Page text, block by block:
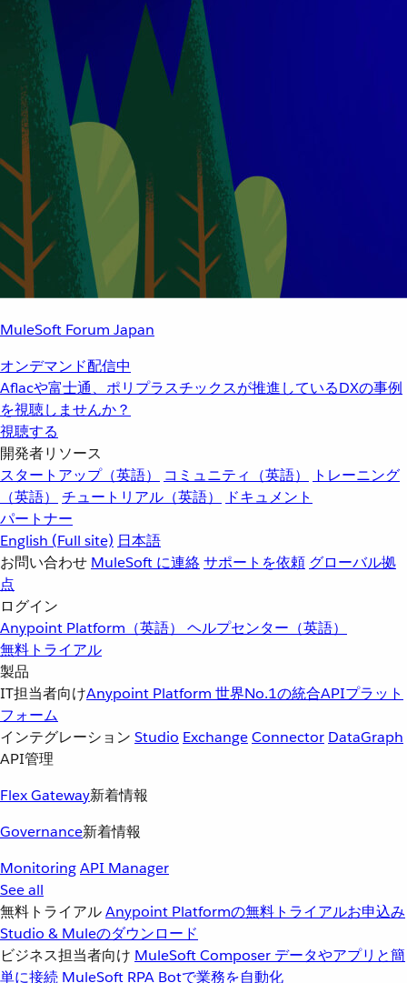
MuleSoft Forum Japan
オンデマンド配信中
Aflacや富士通、ポリプラスチックスが推進しているDXの事例
を視聴しませんか？
視聴する
開発者リソース
スタートアップ（英語）
コミュニティ（英語）
トレーニング
（英語）
チュートリアル（英語）
ドキュメント
パートナー
English (Full site) 日本語
お問い合わせ MuleSoft に連絡サポートを依頼 グローバル拠
点
ログイン
Anypoint Platform（英語） ヘルプセンター（英語）
無料トライアル
製品
IT担当者向けAnypoint Platform 世界No.1の統合APIプラット
フォーム
インテグレーション Studio ExchangeConnector DataGraph
API管理
Flex Gateway新着情報
Governance新着情報
MonitoringAPI Manager
See all
無料トライアルAnypoint Platformの無料トライアルお申込み
Studio & Muleのダウンロード
ビジネス担当者向け MuleSoft Composer データやアプリと簡
単に接続 MuleSoft RPA Botで業務を自動化